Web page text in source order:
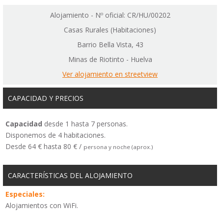
Alojamiento - Nº oficial: CR/HU/00202
Casas Rurales (Habitaciones)
Barrio Bella Vista, 43
Minas de Riotinto - Huelva
Ver alojamiento en streetview
CAPACIDAD Y PRECIOS
Capacidad desde 1 hasta 7 personas.
Disponemos de 4 habitaciones.
Desde 64 € hasta 80 € / persona y noche (aprox.)
CARACTERÍSTICAS DEL ALOJAMIENTO
Especiales:
Alojamientos con WiFi.